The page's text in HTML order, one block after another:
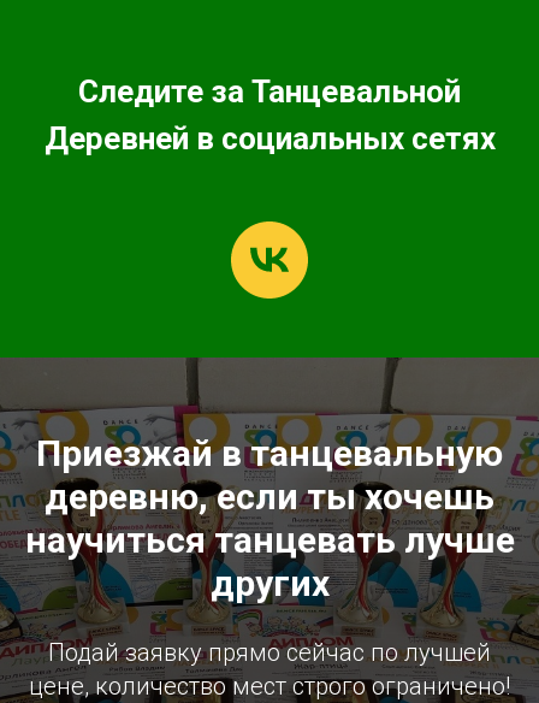
Следите за Танцевальной
Деревней в социальных сетях
Приезжай в танцевальную
деревню, если ты хочешь
научиться танцевать лучше
других
Подай заявку прямо сейчас по лучшей
цене, количество мест строго ограничено!